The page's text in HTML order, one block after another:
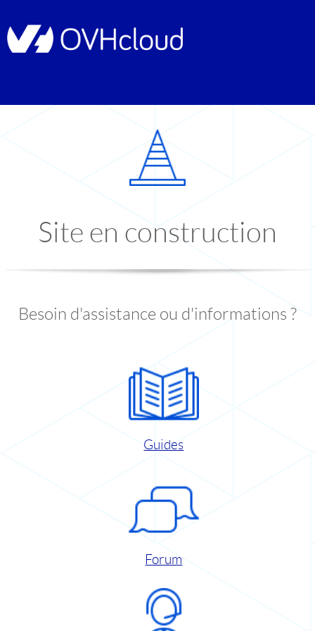
Site en construction
Besoin d'assistance ou d'informations ?
Guides
Forum